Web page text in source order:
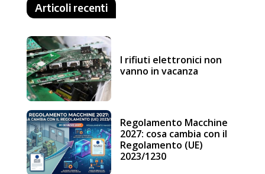
Articoli recenti
I rifiuti elettronici non
vanno in vacanza
Regolamento Macchine
2027: cosa cambia con il
Regolamento (UE)
2023/1230